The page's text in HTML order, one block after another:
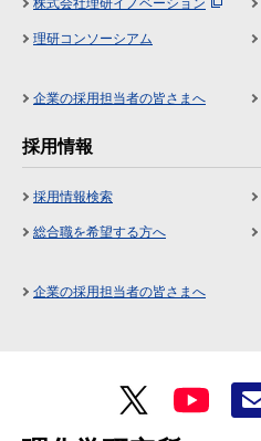
理研コンソーシアム
企業の採用担当者の皆さまへ
採用情報
採用情報検索
総合職を希望する方へ
企業の採用担当者の皆さまへ